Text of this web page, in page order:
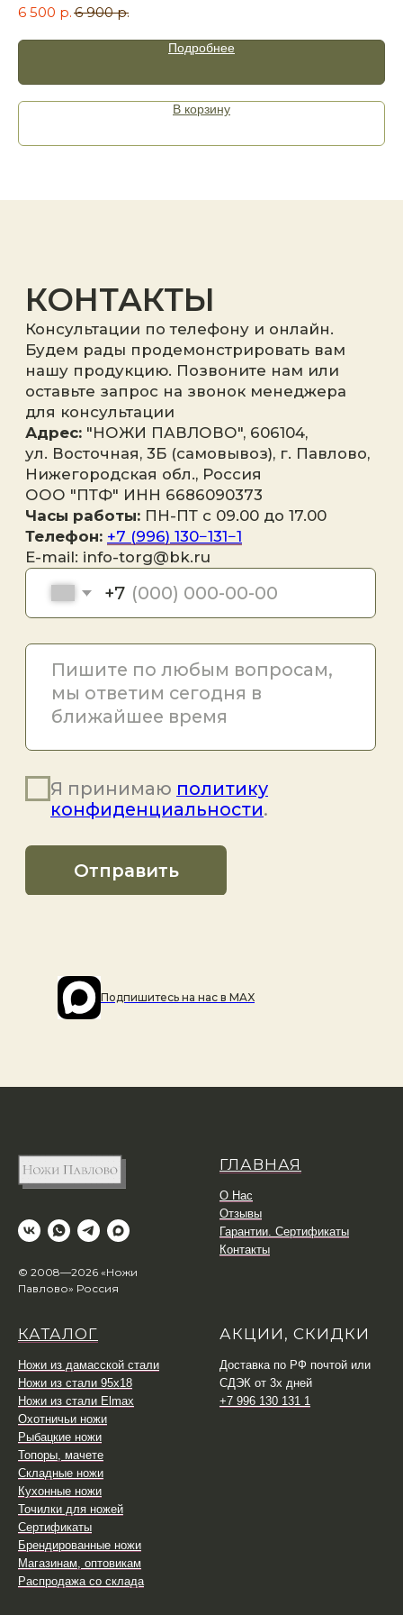
6 500 р. 6 900 р.
Подробнее
В корзину
Я принимаюполитику
конфиденциальности.
Подпишитесь на наc в MAX
© 2008—2026 «Ножи
Павлово» Россия
ГЛАВНАЯ
О Нас
Отзывы
Гарантии. Сертификаты
Контакты
КАТАЛОГ
Ножи из дамасской стали
Ножи из стали 95х18
Ножи из стали Elmax
Охотничьи ножи
Рыбацкие ножи
Топоры, мачете
Складные ножи
Кухонные ножи
Точилки для ножей
Сертификаты
Брендированные ножи
Магазинам, оптовикам
Распродажа со склада
АКЦИИ, СКИДКИ
Доставка по РФ почтой или
СДЭК от 3х дней
+7 996 130 131 1